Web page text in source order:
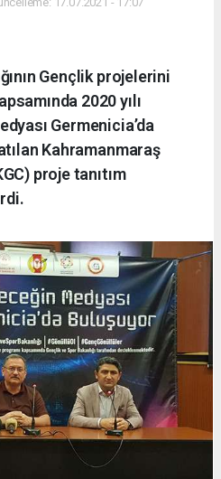
Gençlik projelerini
2020 yılı
Germenicia’da
Kahramanmaraş
proje tanıtım